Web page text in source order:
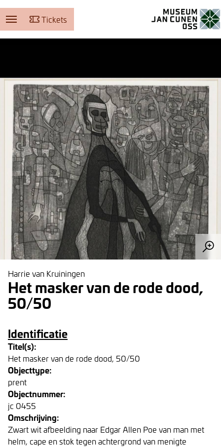
Tickets
Harrie van Kruiningen
Het masker van de rode dood,
50/50
Identificatie
Titel(s):
Het masker van de rode dood, 50/50
Objecttype:
prent
Objectnummer:
jc 0455
Omschrijving:
Zwart wit afbeelding naar Edgar Allen Poe van man met
helm, cape en stok tegen achtergrond van menigte